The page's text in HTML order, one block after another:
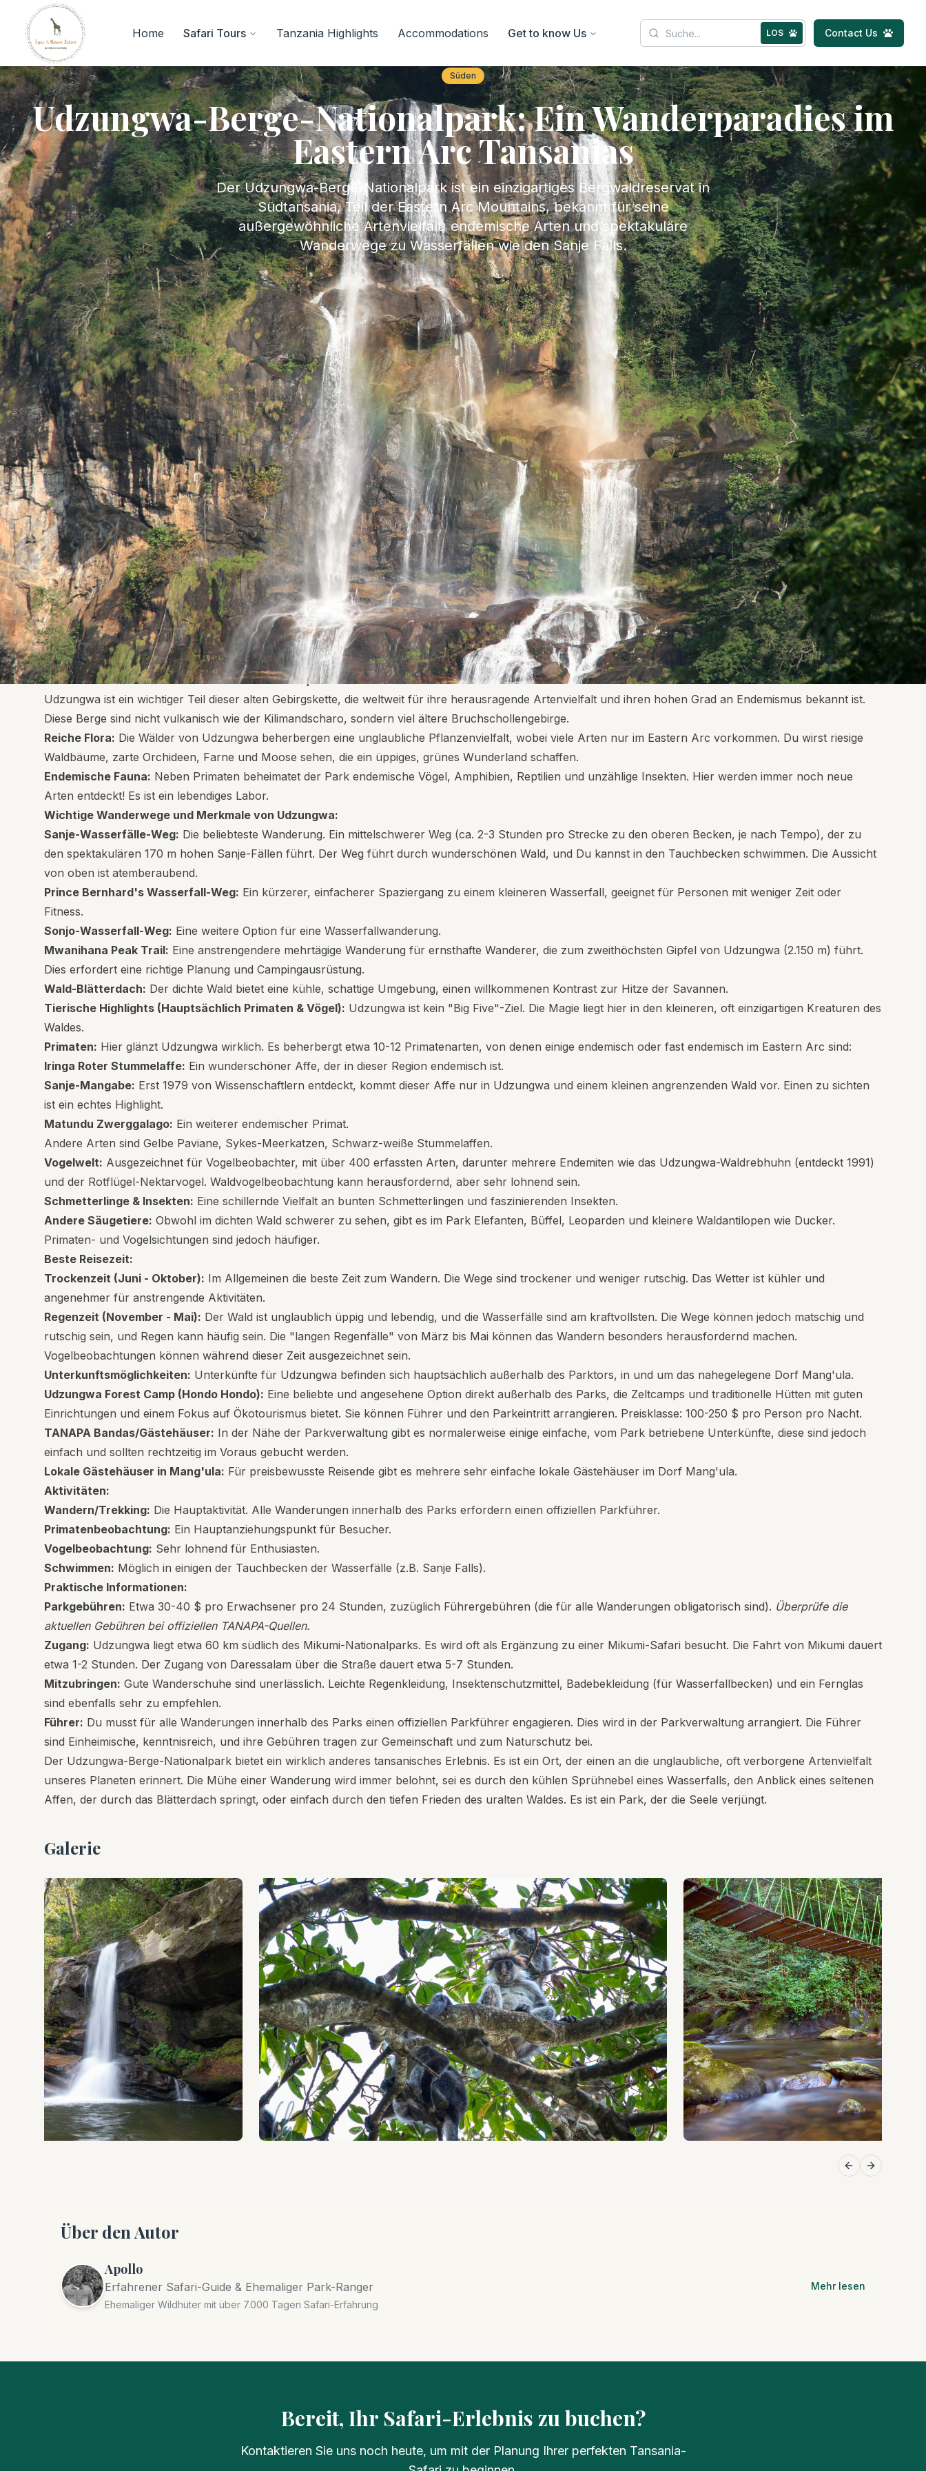
Home Safari Tours Tanzania Highlights Accommodations Get to know Us LOS Contact Us
Süden
Udzungwa-Berge-Nationalpark: Ein Wanderparadies im
Eastern Arc Tansanias
Der Udzungwa-Berge-Nationalpark ist ein einzigartiges Bergwaldreservat in
Südtansania, Teil der Eastern Arc Mountains, bekannt für seine
außergewöhnliche Artenvielfalt, endemische Arten und spektakuläre
Wanderwege zu Wasserfällen wie den Sanje Falls.
Der Udzungwa-Berge-Nationalpark ist eine Welt abseits der klassischen Savannenlandschaften, die die meisten Menschen mit tansanischen Safaris verbinden.
Hier geht es um vertikale Abenteuer, um das Eintauchen in uralte, nebelverhangene Regenwälder, die Teil der Eastern Arc Mountains sind – einer Kette, die
wegen ihrer unglaublichen Konzentration an endemischen Arten oft als die "Galapagos Afrikas" bezeichnet wird. Hier tauscht man das Pirschfahrzeug gegen
Wanderschuhe. Die Luft ist kühl und feucht, erfüllt von den Geräuschen unsichtbarer Insekten, Vögel und dem Rascheln von Affen im Blätterdach. Es ist ein
Park für diejenigen, die gerne zu Fuß erkunden und die komplizierten Details eines Waldökosystems zu schätzen wissen. Ich sage den Leuten immer, wenn ihr
das wahre, uralte Herz der Artenvielfalt Tansanias spüren wollt, dann geht nach Udzungwa.
Apollos Empfehlung
Für Udzungwa musst Du unbedingt zu den Sanje-Wasserfällen wandern.Es ist aus gutem Grund der berühmteste Wanderweg des Parks – eine mehrstufige
Kaskade, die Hunderte von Metern durch den Wald stürzt, mit Becken, in denen Du schwimmen kannst. Plane mindestens einen halben Tag dafür ein, oder
einen ganzen Tag, um es wirklich zu genießen. Du benötigst einen Park-Ranger, der Dich führt, was fantastisch ist, da sie unglaublich kenntnisreich über Flora
und Fauna sind. Halte die Augen nach Primaten offen; Udzungwa ist ein Hotspot mit mehreren endemischen Arten. Ein bis zwei volle Wandertage hier sind eine
großartige Ergänzung zu jeder Safari im Südrundkurs. Meine persönliche Freude hier ist es, den Iringa Roten Stummelaffen oder den Sanje-Mangaben zu
entdecken – Affen, die nirgendwo sonst auf der Welt zu finden sind.
Die Eastern Arc Mountains – Ein Biodiversitäts-Hotspot
Udzungwa ist ein wichtiger Teil dieser alten Gebirgskette, die weltweit für ihre herausragende Artenvielfalt und ihren hohen Grad an Endemismus bekannt ist.
Diese Berge sind nicht vulkanisch wie der Kilimandscharo, sondern viel ältere Bruchschollengebirge.
Reiche Flora: Die Wälder von Udzungwa beherbergen eine unglaubliche Pflanzenvielfalt, wobei viele Arten nur im Eastern Arc vorkommen. Du wirst riesige
Waldbäume, zarte Orchideen, Farne und Moose sehen, die ein üppiges, grünes Wunderland schaffen.
Endemische Fauna: Neben Primaten beheimatet der Park endemische Vögel, Amphibien, Reptilien und unzählige Insekten. Hier werden immer noch neue
Arten entdeckt! Es ist ein lebendiges Labor.
Wichtige Wanderwege und Merkmale von Udzungwa:
Sanje-Wasserfälle-Weg: Die beliebteste Wanderung. Ein mittelschwerer Weg (ca. 2-3 Stunden pro Strecke zu den oberen Becken, je nach Tempo), der zu
den spektakulären 170 m hohen Sanje-Fällen führt. Der Weg führt durch wunderschönen Wald, und Du kannst in den Tauchbecken schwimmen. Die Aussicht
von oben ist atemberaubend.
Prince Bernhard's Wasserfall-Weg: Ein kürzerer, einfacherer Spaziergang zu einem kleineren Wasserfall, geeignet für Personen mit weniger Zeit oder
Fitness.
Sonjo-Wasserfall-Weg: Eine weitere Option für eine Wasserfallwanderung.
Mwanihana Peak Trail: Eine anstrengendere mehrtägige Wanderung für ernsthafte Wanderer, die zum zweithöchsten Gipfel von Udzungwa (2.150 m) führt.
Dies erfordert eine richtige Planung und Campingausrüstung.
Wald-Blätterdach: Der dichte Wald bietet eine kühle, schattige Umgebung, einen willkommenen Kontrast zur Hitze der Savannen.
Tierische Highlights (Hauptsächlich Primaten & Vögel): Udzungwa ist kein "Big Five"-Ziel. Die Magie liegt hier in den kleineren, oft einzigartigen Kreaturen des
Waldes.
Primaten: Hier glänzt Udzungwa wirklich. Es beherbergt etwa 10-12 Primatenarten, von denen einige endemisch oder fast endemisch im Eastern Arc sind:
Iringa Roter Stummelaffe: Ein wunderschöner Affe, der in dieser Region endemisch ist.
Sanje-Mangabe: Erst 1979 von Wissenschaftlern entdeckt, kommt dieser Affe nur in Udzungwa und einem kleinen angrenzenden Wald vor. Einen zu sichten
ist ein echtes Highlight.
Matundu Zwerggalago: Ein weiterer endemischer Primat.
Andere Arten sind Gelbe Paviane, Sykes-Meerkatzen, Schwarz-weiße Stummelaffen.
Vogelwelt: Ausgezeichnet für Vogelbeobachter, mit über 400 erfassten Arten, darunter mehrere Endemiten wie das Udzungwa-Waldrebhuhn (entdeckt 1991)
und der Rotflügel-Nektarvogel. Waldvogelbeobachtung kann herausfordernd, aber sehr lohnend sein.
Schmetterlinge & Insekten: Eine schillernde Vielfalt an bunten Schmetterlingen und faszinierenden Insekten.
Andere Säugetiere: Obwohl im dichten Wald schwerer zu sehen, gibt es im Park Elefanten, Büffel, Leoparden und kleinere Waldantilopen wie Ducker.
Primaten- und Vogelsichtungen sind jedoch häufiger.
Beste Reisezeit:
Trockenzeit (Juni - Oktober): Im Allgemeinen die beste Zeit zum Wandern. Die Wege sind trockener und weniger rutschig. Das Wetter ist kühler und
angenehmer für anstrengende Aktivitäten.
Regenzeit (November - Mai): Der Wald ist unglaublich üppig und lebendig, und die Wasserfälle sind am kraftvollsten. Die Wege können jedoch matschig und
rutschig sein, und Regen kann häufig sein. Die "langen Regenfälle" von März bis Mai können das Wandern besonders herausfordernd machen.
Vogelbeobachtungen können während dieser Zeit ausgezeichnet sein.
Unterkunftsmöglichkeiten: Unterkünfte für Udzungwa befinden sich hauptsächlich außerhalb des Parktors, in und um das nahegelegene Dorf Mang'ula.
Udzungwa Forest Camp (Hondo Hondo): Eine beliebte und angesehene Option direkt außerhalb des Parks, die Zeltcamps und traditionelle Hütten mit guten
Einrichtungen und einem Fokus auf Ökotourismus bietet. Sie können Führer und den Parkeintritt arrangieren. Preisklasse: 100-250 $ pro Person pro Nacht.
TANAPA Bandas/Gästehäuser: In der Nähe der Parkverwaltung gibt es normalerweise einige einfache, vom Park betriebene Unterkünfte, diese sind jedoch
einfach und sollten rechtzeitig im Voraus gebucht werden.
Lokale Gästehäuser in Mang'ula: Für preisbewusste Reisende gibt es mehrere sehr einfache lokale Gästehäuser im Dorf Mang'ula.
Aktivitäten:
Wandern/Trekking: Die Hauptaktivität. Alle Wanderungen innerhalb des Parks erfordern einen offiziellen Parkführer.
Primatenbeobachtung: Ein Hauptanziehungspunkt für Besucher.
Vogelbeobachtung: Sehr lohnend für Enthusiasten.
Schwimmen: Möglich in einigen der Tauchbecken der Wasserfälle (z.B. Sanje Falls).
Praktische Informationen:
Parkgebühren: Etwa 30-40 $ pro Erwachsener pro 24 Stunden, zuzüglich Führergebühren (die für alle Wanderungen obligatorisch sind). Überprüfe die
aktuellen Gebühren bei offiziellen TANAPA-Quellen.
Zugang: Udzungwa liegt etwa 60 km südlich des Mikumi-Nationalparks. Es wird oft als Ergänzung zu einer Mikumi-Safari besucht. Die Fahrt von Mikumi dauert
etwa 1-2 Stunden. Der Zugang von Daressalam über die Straße dauert etwa 5-7 Stunden.
Mitzubringen: Gute Wanderschuhe sind unerlässlich. Leichte Regenkleidung, Insektenschutzmittel, Badebekleidung (für Wasserfallbecken) und ein Fernglas
sind ebenfalls sehr zu empfehlen.
Führer: Du musst für alle Wanderungen innerhalb des Parks einen offiziellen Parkführer engagieren. Dies wird in der Parkverwaltung arrangiert. Die Führer
sind Einheimische, kenntnisreich, und ihre Gebühren tragen zur Gemeinschaft und zum Naturschutz bei.
Der Udzungwa-Berge-Nationalpark bietet ein wirklich anderes tansanisches Erlebnis. Es ist ein Ort, der einen an die unglaubliche, oft verborgene Artenvielfalt
unseres Planeten erinnert. Die Mühe einer Wanderung wird immer belohnt, sei es durch den kühlen Sprühnebel eines Wasserfalls, den Anblick eines seltenen
Affen, der durch das Blätterdach springt, oder einfach durch den tiefen Frieden des uralten Waldes. Es ist ein Park, der die Seele verjüngt.
Galerie
Previous slide
Next slide
Über den Autor
Apollo
Erfahrener Safari-Guide & Ehemaliger Park-Ranger
Ehemaliger Wildhüter mit über 7.000 Tagen Safari-Erfahrung
Mehr lesen
Bereit, Ihr Safari-Erlebnis zu buchen?
Kontaktieren Sie uns noch heute, um mit der Planung Ihrer perfekten Tansania-